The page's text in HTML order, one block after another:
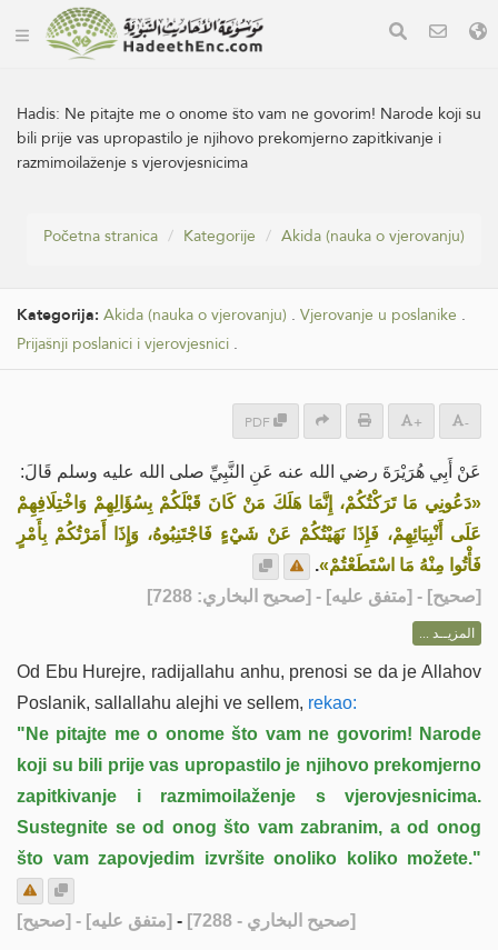
Hadis: Ne pitajte me o onome što vam ne govorim! Narode koji su
bili prije vas upropastilo je njihovo prekomjerno zapitkivanje i
razmimoilaženje s vjerovjesnicima
Početna stranica Kategorije Akida (nauka o vjerovanju)
Kategorija: Akida (nauka o vjerovanju) . Vjerovanje u poslanike .
Prijašnji poslanici i vjerovjesnici .
PDF + -
عَنْ أَبِي هُرَيْرَةَ رضي الله عنه عَنِ النَّبِيِّ صلى الله عليه وسلم قَالَ:
«دَعُونِي مَا تَرَكْتُكُمْ، إِنَّمَا هَلَكَ مَنْ كَانَ قَبْلَكُمْ بِسُؤَالِهِمْ وَاخْتِلَافِهِمْ
عَلَى أَنْبِيَائِهِمْ، فَإِذَا نَهَيْتُكُمْ عَنْ شَيْءٍ فَاجْتَنِبُوهُ، وَإِذَا أَمَرْتُكُمْ بِأَمْرٍ
فَأْتُوا مِنْهُ مَا اسْتَطَعْتُمْ».
[صحيح] - [متفق عليه] - [صحيح البخاري: 7288]
المزيــد ...
Od Ebu Hurejre, radijallahu anhu, prenosi se da je Allahov
Poslanik, sallallahu alejhi ve sellem, rekao:
"Ne pitajte me o onome što vam ne govorim! Narode
koji su bili prije vas upropastilo je njihovo prekomjerno
zapitkivanje i razmimoilaženje s vjerovjesnicima.
Sustegnite se od onog što vam zabranim, a od onog
što vam zapovjedim izvršite onoliko koliko možete."
[صحيح] - [متفق عليه] - [صحيح البخاري - 7288]